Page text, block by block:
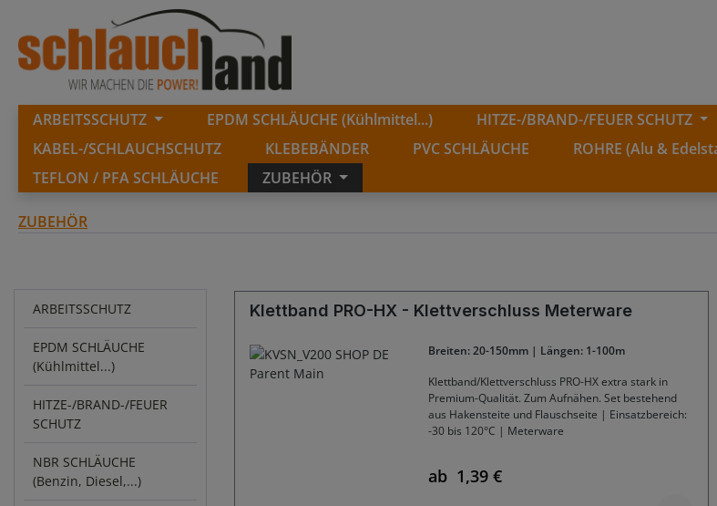
Zur Hauptnavigation springen
ARBEITSSCHUTZ EPDM SCHLÄUCHE (Kühlmittel...) HITZE-/BRAND-/FEUER SCHUTZ
KABEL-/SCHLAUCHSCHUTZ
KLEBEBÄNDER PVC SCHLÄUCHE ROHRE (Alu &
TEFLON / PFA SCHLÄUCHE
ZUBEHÖR
ZUBEHÖR
ARBEITSSCHUTZ
EPDM SCHLÄUCHE
(Kühlmittel...)
HITZE-/BRAND-/FEUER
SCHUTZ
NBR SCHLÄUCHE
(Benzin, Diesel,...)
Klettband PRO-HX - Klettverschluss Meterware
Breiten: 20-150mm | Längen: 1-100m
Klettband/Klettverschluss PRO-HX extra stark in
Premium-Qualität. Zum Aufnähen. Set bestehend
aus Hakensteite und Flauschseite | Einsatzbereich:
-30 bis 120°C | Meterware
Regulärer Preis:
ab 1,39 €